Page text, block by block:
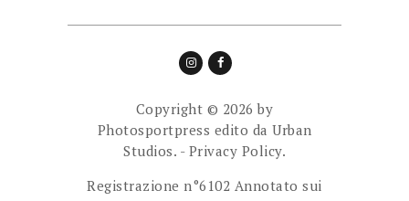
Copyright © 2026 by
Photosportpress edito da Urban
Studios. - Privacy Policy.
Registrazione n°6102 Annotato sui